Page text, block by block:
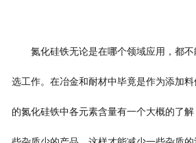
氮化硅铁无论是在哪个领域应用，都不
选工作。在冶金和耐材中毕竟是作为添加
的氮化硅铁中各元素含量有一个大概的了